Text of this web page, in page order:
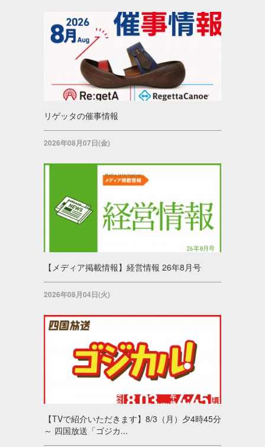
リゲッタの催事情報
2026年08月07日(金)
【メディア掲載情報】経営情報 26年8月号
2026年08月04日(火)
【TVで紹介いただきます】8/3（月）夕4時45分
～ 四国放送「ゴジカ...